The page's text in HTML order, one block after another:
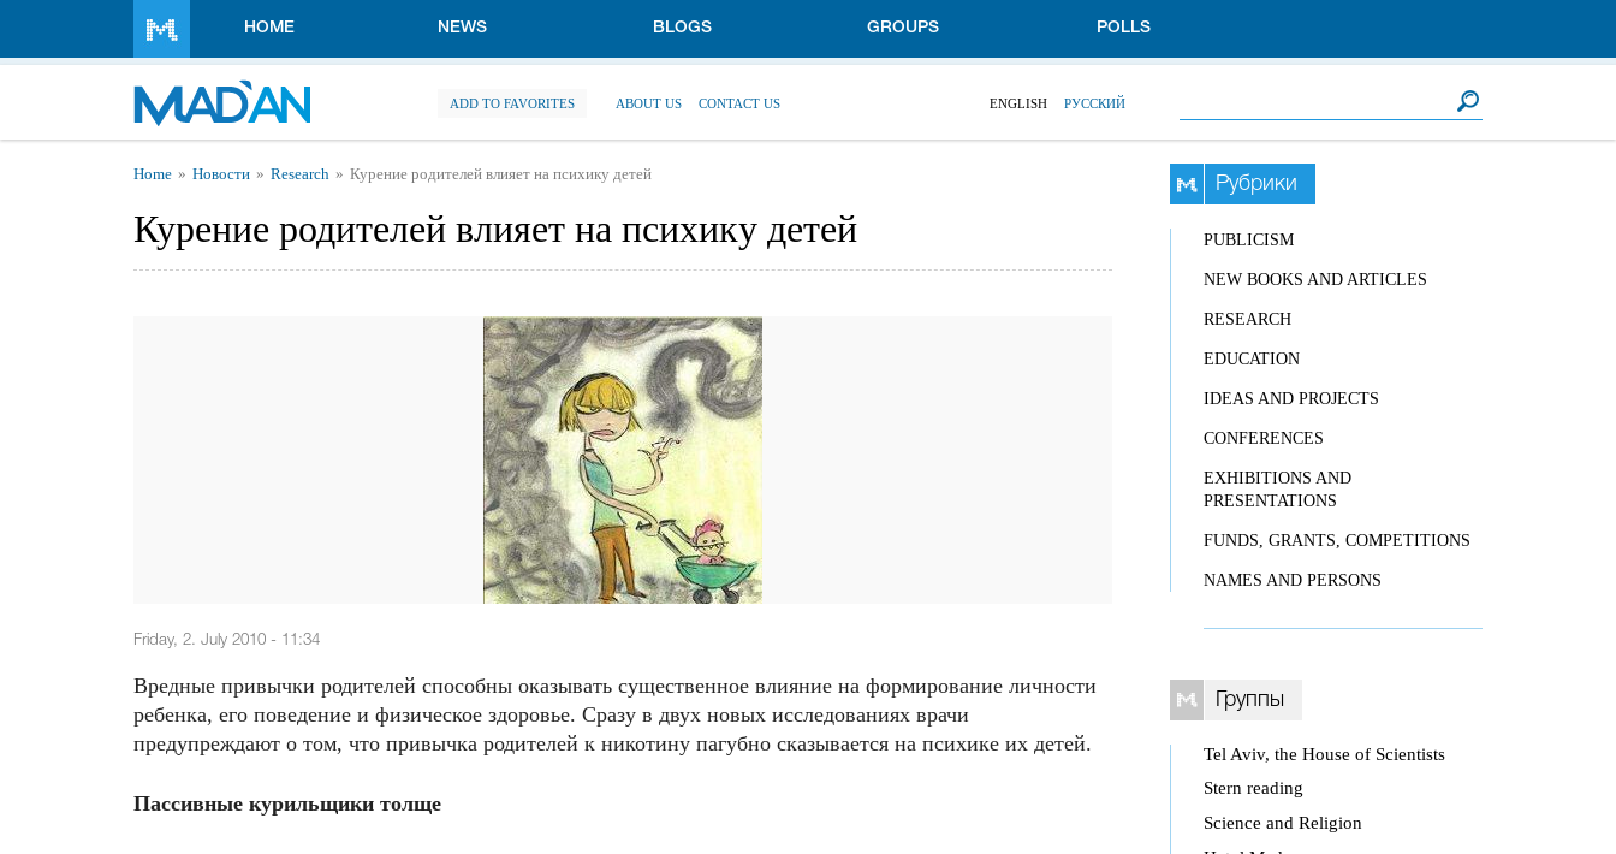
HOME NEWS BLOGS GROUPS POLLS
ADD TO FAVORITES ABOUT US CONTACT US ENGLISH РУССКИЙ
You are here
Home Новости Research Курение родителей влияет на психику детей
Курение родителей влияет на психику детей
Friday, 2. July 2010 - 11:34
Вредные привычки родителей способны оказывать существенное влияние на формирование личности
ребенка, его поведение и физическое здоровье. Сразу в двух новых исследованиях врачи
предупреждают о том, что привычка родителей к никотину пагубно сказывается на психике их детей.
Пассивные курильщики толще
Рубрики
PUBLICISM
NEW BOOKS AND ARTICLES
RESEARCH
EDUCATION
IDEAS AND PROJECTS
CONFERENCES
EXHIBITIONS AND
PRESENTATIONS
FUNDS, GRANTS, COMPETITIONS
NAMES AND PERSONS
Группы
Tel Aviv, the House of Scientists
Stern reading
Science and Religion